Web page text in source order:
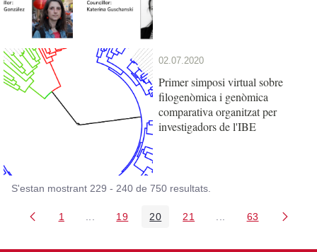
02.07.2020
Primer simposi virtual sobre
filogenòmica i genòmica
comparativa organitzat per
investigadors de l'IBE
S'estan mostrant 229 - 240 de 750 resultats.
Pàgina
1 Pàgines intermèdies Utilitzeu TAB per navegar.
Pàgina
19 Pàgina
20 Pàgina
21 PàginesPàgina
63